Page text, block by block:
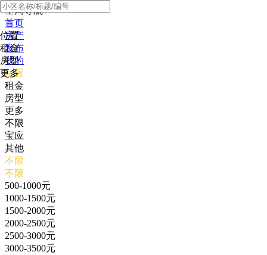
全局导航
首页
房产
发布
我的
位置
租金
房型
更多
位置
租金
房型
更多
不限
宝应
其他
不限
不限
500-1000元
1000-1500元
1500-2000元
2000-2500元
2500-3000元
3000-3500元